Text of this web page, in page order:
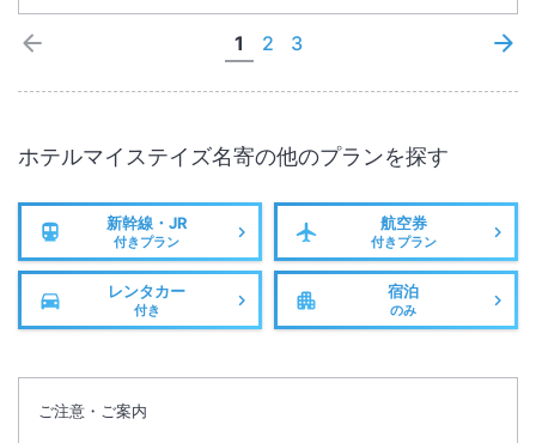
1 2 3
ホテルマイステイズ名寄の他のプランを探す
新幹線・JR
付きプラン
航空券
付きプラン
レンタカー
付き
宿泊
のみ
ご注意・ご案内